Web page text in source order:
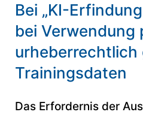
Bei „KI-
bei Verwendung
Trainingsdaten
Das Erfordernis der